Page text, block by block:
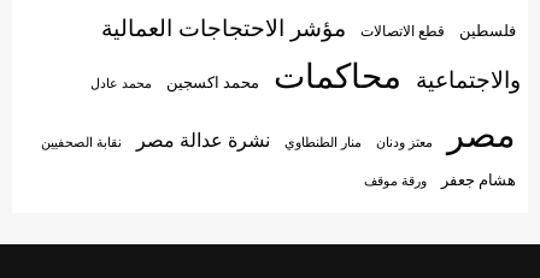
فلسطين قطع الاتصالات مؤشر الاحتجاجات العمالية
والاجتماعية محاكمات محمد اكسجين محمد عادل
مصر معتز ودنان منار الطنطاوي نشرة عدالة مصر نقابة الصحفيين
هشام جعفر ورقة موقف